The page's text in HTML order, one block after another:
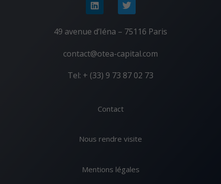
49 avenue d’Iéna – 75116 Paris
contact@otea-capital.com
Tel: + (33) 9 73 87 02 73
Contact
Nous rendre visite
Mentions légales